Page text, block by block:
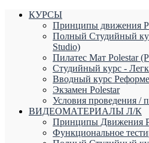
КУРСЫ
Принципы движения
Полный Студийный
Studio)
Пилатес Мат Polestar
Студийный курс -
Вводный курс
Экзамен Polestar
Условия проведения /
ВИДЕОМАТЕРИАЛЫ Л/К
Принципы Движения
Функциональное